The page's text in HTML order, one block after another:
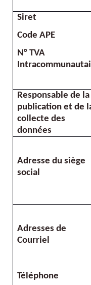
Siret
Code APE
N° TVA
Responsable de la
publication et de
collecte des
données
Adresse du siège
social
Adresses de
Courriel
Téléphone